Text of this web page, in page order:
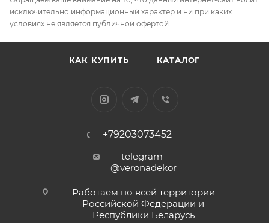
исключительно информационный характер и ни при каких
условиях не является публичной офертой
КАК КУПИТЬ КАТАЛОГ
+79203073452
telegram
@veronadekor
Работаем по всей территории
Российской Федерации и
Республики Беларусь